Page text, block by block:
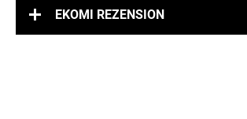
EKOMI REZENSION